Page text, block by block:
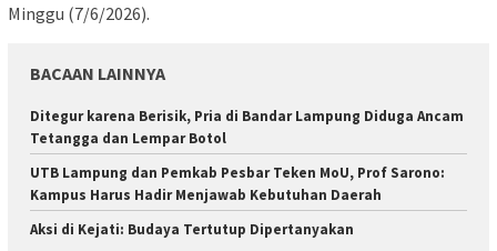
Minggu (7/6/2026).
BACAAN LAINNYA
Ditegur karena Berisik, Pria di Bandar Lampung Diduga Ancam
Tetangga dan Lempar Botol
UTB Lampung dan Pemkab Pesbar Teken MoU, Prof Sarono:
Kampus Harus Hadir Menjawab Kebutuhan Daerah
Aksi di Kejati: Budaya Tertutup Dipertanyakan